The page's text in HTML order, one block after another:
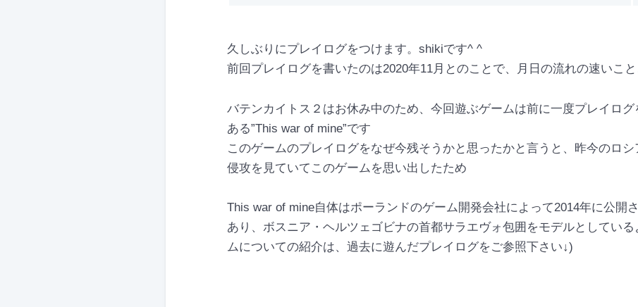
久しぶりにプレイログをつけます。shikiです^ ^
前回プレイログを書いたのは2020年11月とのことで、月日の流れの速いこ
バテンカイトス２はお休み中のため、今回遊ぶゲームは前に一度プレイロ
ある”This war of mine”です
このゲームのプレイログをなぜ今残そうかと思ったかと言うと、昨今のロ
侵攻を見ていてこのゲームを思い出したため
This war of mine自体はポーランドのゲーム開発会社によって2014年に公開
あり、ボスニア・ヘルツェゴビナの首都サラエヴォ包囲をモデルとしてい
ムについての紹介は、過去に遊んだプレイログをご参照下さい↓)